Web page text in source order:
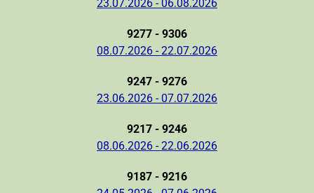
23.07.2026 - 06.08.2026
9277 - 9306
08.07.2026 - 22.07.2026
9247 - 9276
23.06.2026 - 07.07.2026
9217 - 9246
08.06.2026 - 22.06.2026
9187 - 9216